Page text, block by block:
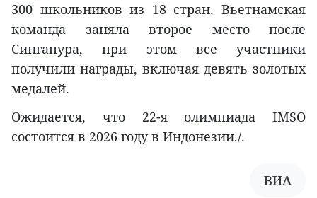
300 школьников из 18 стран. Вьетнамская
команда заняла второе место после
Сингапура, при этом все участники
получили награды, включая девять золотых
медалей.
Ожидается, что 22-я олимпиада IMSO
состоится в 2026 году в Индонезии./.
ВИА